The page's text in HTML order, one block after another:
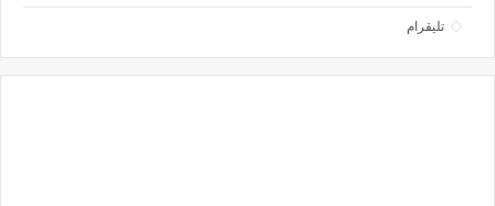
تليقرام